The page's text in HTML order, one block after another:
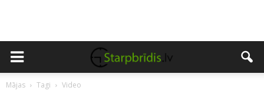
Mājas Tagi Video